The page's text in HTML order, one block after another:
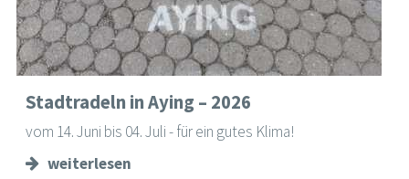
Stadtradeln in Aying – 2026
vom 14. Juni bis 04. Juli - für ein gutes Klima!
weiterlesen